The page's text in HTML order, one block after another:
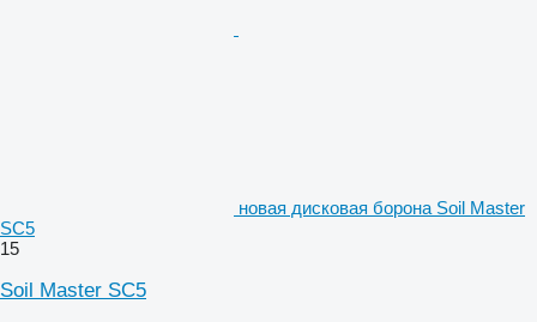
новая дисковая борона Soil Master
SC5
15
Soil Master SC5